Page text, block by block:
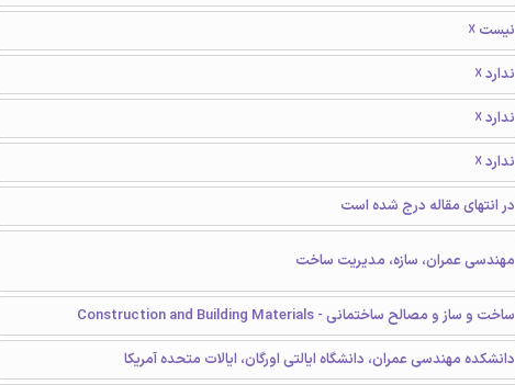
نیست ☓
ندارد ☓
ندارد ☓
ندارد ☓
در انتهای مقاله درج شده است
مهندسی عمران، سازه، مدیریت ساخت
ساخت و ساز و مصالح ساختمانی - Construction and Building Materials
دانشکده مهندسی عمران، دانشگاه ایالتی اورگان، ایالات متحده آمریکا